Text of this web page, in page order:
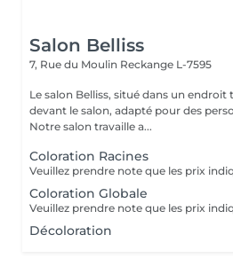
Salon Belliss
7, Rue du Moulin Reckange L-7595
Le salon Belliss, situé dans un
devant le salon, adapté pour des
Notre salon travaille a...
Coloration Racines
Coloration Globale
Décoloration